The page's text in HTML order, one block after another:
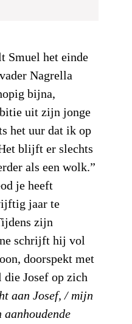
Smuel het einde
Nagrella
bijna,
uit zijn jonge
het uur dat ik op
blijft er slechts
als een wolk.”
je heeft
jaar te
zijn
schrijft hij vol
doorspekt met
Josef op zich
aan Josef, / mijn